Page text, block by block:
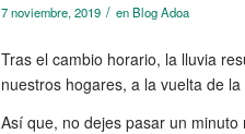
7 noviembre, 2019 / enBlog Adoa
Tras el cambio horario, la lluvia
nuestros hogares, a la vuelta de
Así que, no dejes pasar un